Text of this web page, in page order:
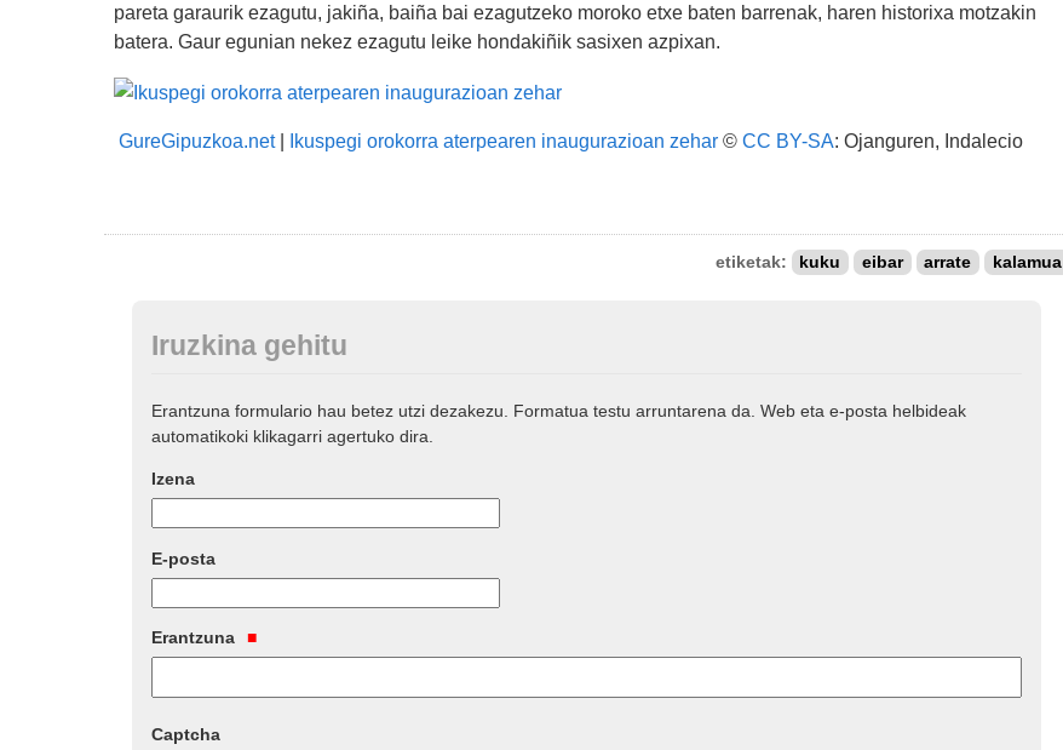
pareta garaurik ezagutu, jakiña, baiña bai ezagutzeko moroko etxe baten barrenak, haren historixa motzakin
batera. Gaur egunian nekez ezagutu leike hondakiñik sasixen azpixan.
GureGipuzkoa.net| Ikuspegi orokorra aterpearen inaugurazioan zehar© CC BY-SA: Ojanguren, Indalecio
etiketak: kuku eibar arrate kalamua
Iruzkina gehitu
Erantzuna formulario hau betez utzi dezakezu. Formatua testu arruntarena da. Web eta e-posta helbideak
automatikoki klikagarri agertuko dira.
Izena
E-posta
Erantzuna
Captcha